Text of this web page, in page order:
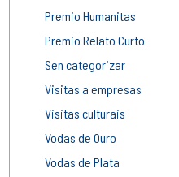
Premio Humanitas
Premio Relato Curto
Sen categorizar
Visitas a empresas
Visitas culturais
Vodas de Ouro
Vodas de Plata